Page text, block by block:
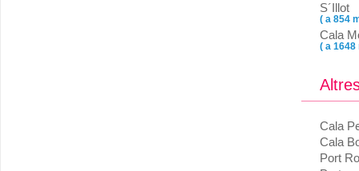
S´Illot
( a 854
Cala
( a 1648
Cala
Cala
Port